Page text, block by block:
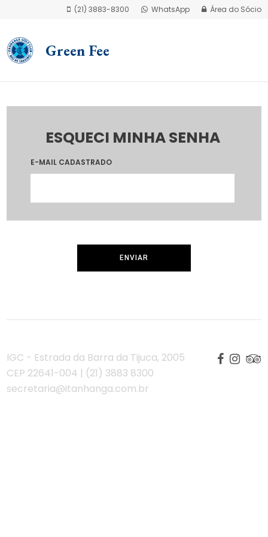
(21) 3883-8300 WhatsApp Área do Sócio
Green Fee
ESQUECI MINHA SENHA
E-MAIL CADASTRADO
IGC - Estrada da Barra da Tijuca, 2005
CEP 22641-004 | (21) 3883 8300
secretaria@itanhanga.com.br